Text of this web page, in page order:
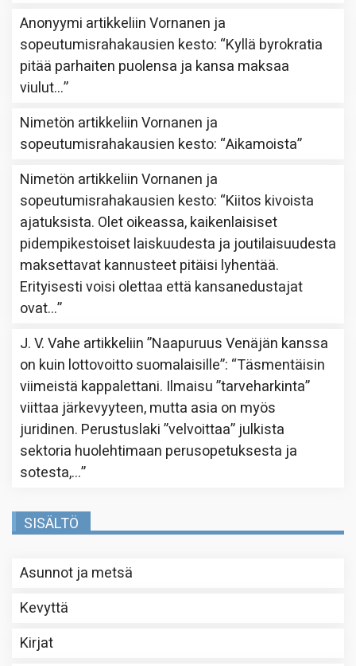
Anonyymi artikkeliinVornanen ja
sopeutumisrahakausien kesto: “Kyllä byrokratia
pitää parhaiten puolensa ja kansa maksaa
viulut…”
Nimetön artikkeliinVornanen ja
sopeutumisrahakausien kesto: “Aikamoista”
Nimetön artikkeliinVornanen ja
sopeutumisrahakausien kesto: “Kiitos kivoista
ajatuksista. Olet oikeassa, kaikenlaisiset
pidempikestoiset laiskuudesta ja joutilaisuudesta
maksettavat kannusteet pitäisi lyhentää.
Erityisesti voisi olettaa että kansanedustajat
ovat…”
J. V. Vahe artikkeliin”Naapuruus Venäjän kanssa
on kuin lottovoitto suomalaisille”: “Täsmentäisin
viimeistä kappalettani. Ilmaisu ”tarveharkinta”
viittaa järkevyyteen, mutta asia on myös
juridinen. Perustuslaki ”velvoittaa” julkista
sektoria huolehtimaan perusopetuksesta ja
sotesta,…”
SISÄLTÖ
Asunnot ja metsä
Kevyttä
Kirjat